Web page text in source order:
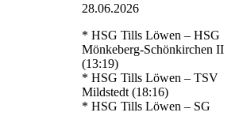
28.06.2026
* HSG Tills Löwen – HSG
Mönkeberg-Schönkirchen II
(13:19)
* HSG Tills Löwen – TSV
Mildstedt (18:16)
* HSG Tills Löwen – SG